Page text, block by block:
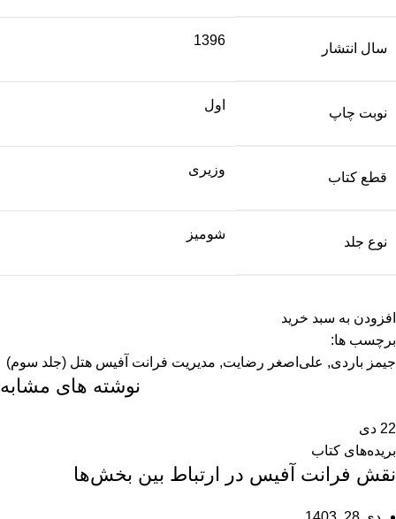
سال انتشار
1396
نوبت چاپ
اول
قطع کتاب
وزیری
نوع جلد
شومیز
افزودن به سبد خرید
برچسب ها:
جیمز باردی, علی‌اصغر رضایت, مدیریت فرانت آفیس هتل (جلد سوم)
نوشته های مشابه
22 دی
بریده‌های کتاب
نقش فرانت آفیس در ارتباط بین بخش‌ها